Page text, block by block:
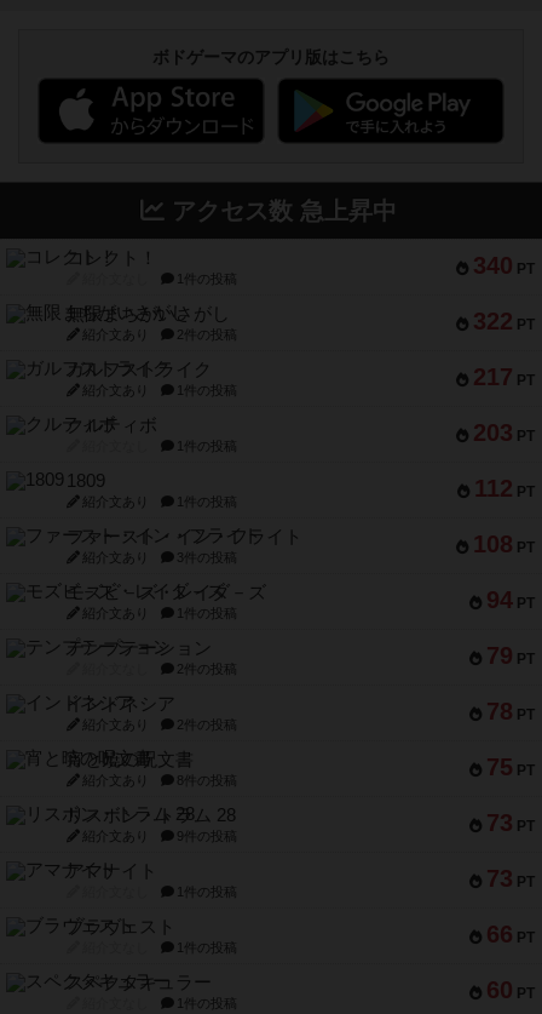
ボドゲーマのアプリ版はこちら
アクセス数 急上昇中
340 PT
コレクト！
1件の投稿
322 PT
無限まちがいさがし
紹介文あり 2件の投稿
217 PT
ガルフストライク
紹介文あり 1件の投稿
203 PT
クルティボ
1件の投稿
112 PT
1809
紹介文あり 1件の投稿
108 PT
ファースト・イン・フライト
紹介文あり 3件の投稿
94 PT
モズビ－ズ・レイダ－ズ
紹介文あり 1件の投稿
79 PT
テンプテーション
2件の投稿
78 PT
インドネシア
紹介文あり 2件の投稿
75 PT
宵と暁の呪文書
紹介文あり 8件の投稿
73 PT
リスボン・トラム 28
紹介文あり 9件の投稿
73 PT
アマナイト
1件の投稿
66 PT
ブラヴェスト
1件の投稿
60 PT
スペクタキュラー
1件の投稿